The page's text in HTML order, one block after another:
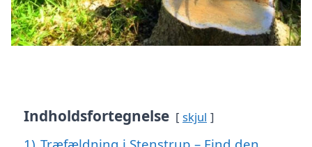
Indholdsfortegnelse skjul